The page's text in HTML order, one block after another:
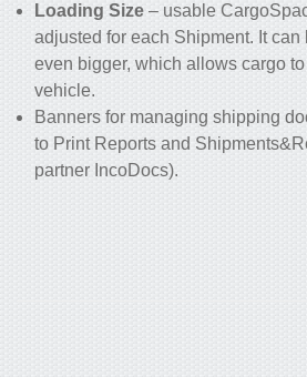
Loading Size – usable
adjusted for each Shipment. It
even bigger, which allows cargo
vehicle.
Banners for managing shipping
to Print Reports and
partner IncoDocs).